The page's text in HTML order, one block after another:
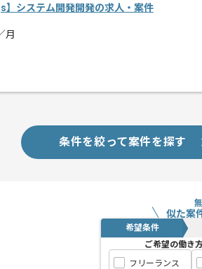
】システム開発開発の求人・案件
月
条件を絞って案件を探す
似た案
希望条件
ご希望の働き
フリーランス